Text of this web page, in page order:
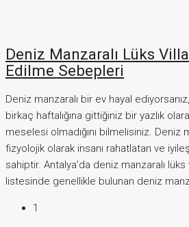
Deniz Manzaralı Lüks
Edilme Sebepleri
Deniz manzaralı bir ev hayal
birkaç haftalığına gittiğiniz bir yazlık
meselesi olmadığını bilmelisiniz. Deniz
fizyolojik olarak insanı rahatlatan ve
sahiptir. Antalya’da deniz manzaralı lüks
listesinde genellikle bulunan deniz
1